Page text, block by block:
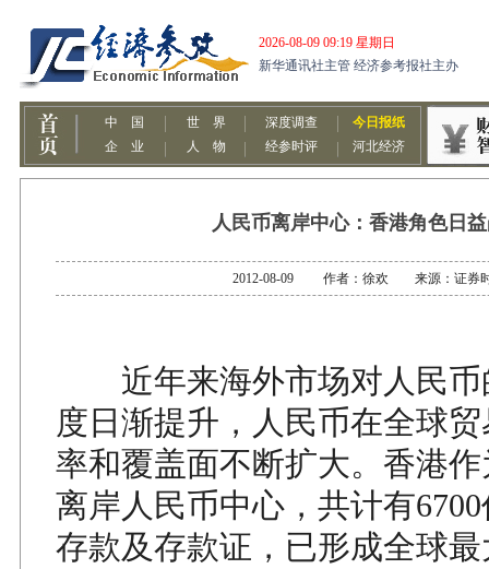
人民币离岸中心：香港角色日
2012-08-09 作者：徐欢 来源：证券
近年来海外市场对人民币
度日渐提升，人民币在全球
率和覆盖面不断扩大。香港
离岸人民币中心，共计有
存款及存款证，已形成全球